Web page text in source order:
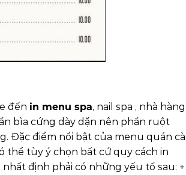
đến in menu spa, nail spa , nhà
bìa cứng dày dặn nên phần ruột
Đặc điểm nổi bật của menu quán cà
thể tùy ý chọn bất cứ quy cách in
định phải có những yếu tố sau: +